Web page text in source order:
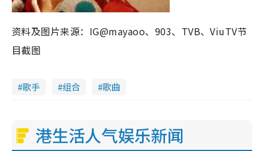
资料及图片来源：IG@mayaoo、903、TVB、ViuTV节
目截图
歌手 组合 歌曲
港生活人气娱乐新闻